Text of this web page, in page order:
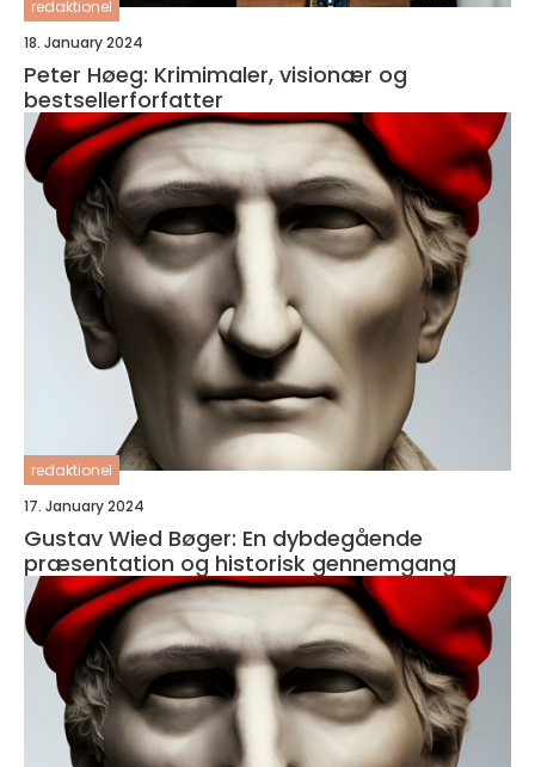
redaktionel
18. January 2024
Peter Høeg: Krimimaler, visionær og
bestsellerforfatter
redaktionel
17. January 2024
Gustav Wied Bøger: En dybdegående
præsentation og historisk gennemgang